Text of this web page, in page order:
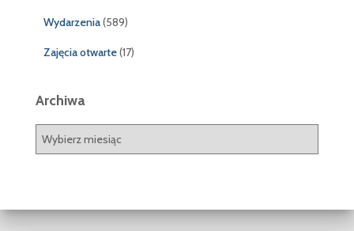
Wydarzenia(589)
Zajęcia otwarte(17)
Archiwa
w